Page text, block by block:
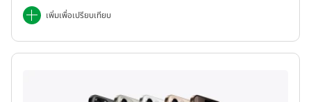
เพิ่มเพื่อเปรียบเทียบ